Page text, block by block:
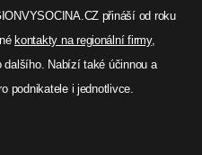
přináší od roku
kontakty na regionální firmy,
dalšího. Nabízí také účinnou a
podnikatele i jednotlivce.